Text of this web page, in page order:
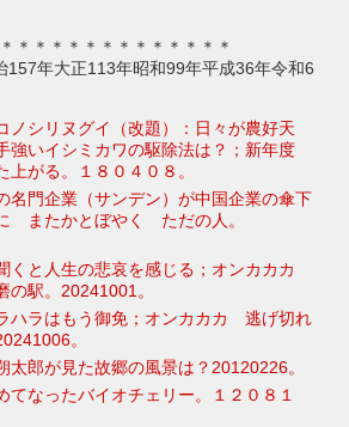
＊＊＊＊＊＊＊＊＊＊＊＊＊
157年大正113年昭和99年平成36年令和6
ノシリヌグイ（改題）：日々が農好天
強いイシミカワの駆除法は？；新年度
がる。１８０４０８。
名門企業（サンデン）が中国企業の傘下
またかとぼやく ただの人。
くと人生の悲哀を感じる；オンカカカ
駅。20241001。
ハラはもう御免；オンカカカ 逃げ切れ
。
太郎が見た故郷の風景は？20120226。
てなったバイオチェリー。１２０８１